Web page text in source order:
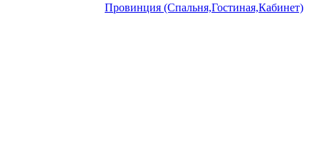
Провинция (Спальня,Гостиная,Кабинет)